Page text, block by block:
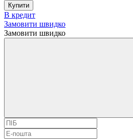
Купити
В кредит
Замовити швидко
Замовити швидко